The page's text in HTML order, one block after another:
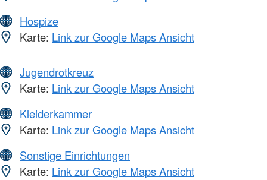
Hospize
Karte: Link zur Google Maps Ansicht
Jugendrotkreuz
Karte: Link zur Google Maps Ansicht
Kleiderkammer
Karte: Link zur Google Maps Ansicht
Sonstige Einrichtungen
Karte: Link zur Google Maps Ansicht